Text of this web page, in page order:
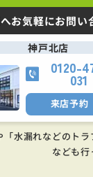
お気軽にお問い
神戸北店
0120-
031
来店予約
「水漏れなどのト
なども行